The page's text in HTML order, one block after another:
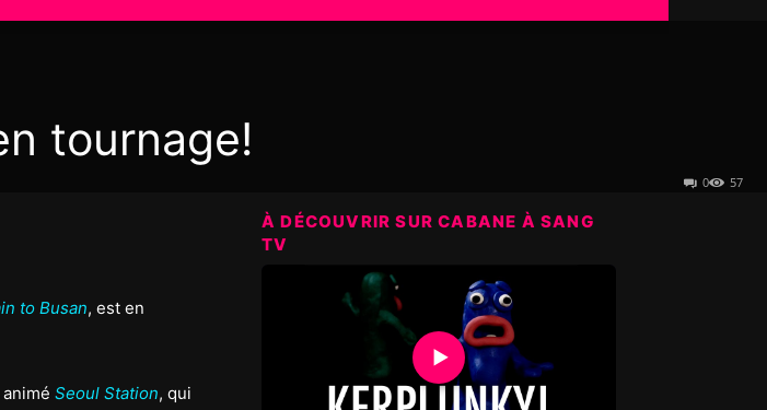
tournage!
57
0
to Busan, est en
Seoul Station, qui
À DÉCOUVRIR SUR CABANE À SANG
TV
▶